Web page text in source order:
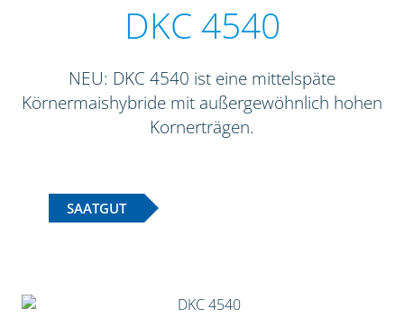
DKC 4540
NEU: DKC 4540 ist eine mittelspäte
Körnermaishybride mit außergewöhnlich hohen
Kornerträgen.
SAATGUT